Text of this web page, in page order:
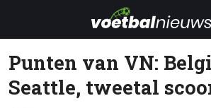
Punten van VN:
Seattle, tweetal